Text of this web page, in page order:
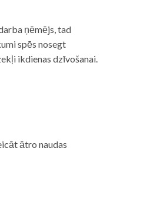
ņēmējs, tad
spēs nosegt
ikdienas dzīvošanai.
ātro naudas